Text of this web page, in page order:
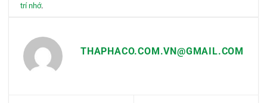
trí nhớ.
THAPHACO.COM.VN@GMAIL.COM